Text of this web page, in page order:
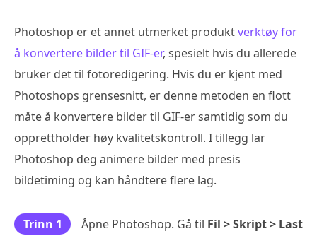
Photoshop er et annet utmerket produktverktøy for
å konvertere bilder til GIF-er, spesielt hvis du allerede
bruker det til fotoredigering. Hvis du er kjent med
Photoshops grensesnitt, er denne metoden en flott
måte å konvertere bilder til GIF-er samtidig som du
opprettholder høy kvalitetskontroll. I tillegg lar
Photoshop deg animere bilder med presis
bildetiming og kan håndtere flere lag.
Trinn 1 Åpne Photoshop. Gå til Fil > Skript > Last